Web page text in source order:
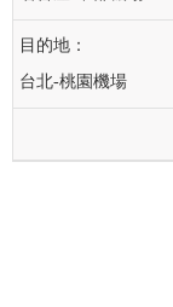
台北-桃園機場